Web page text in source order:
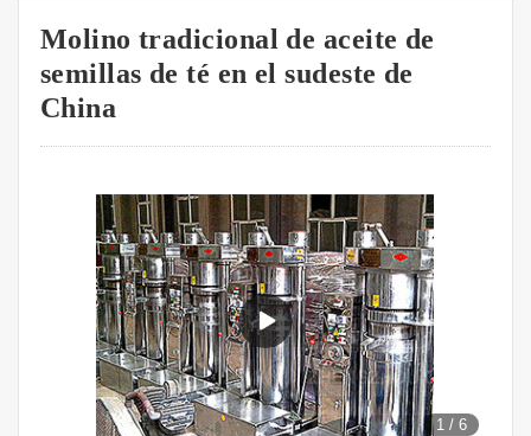
Molino tradicional de aceite de
semillas de té en el sudeste de
China
1 /6